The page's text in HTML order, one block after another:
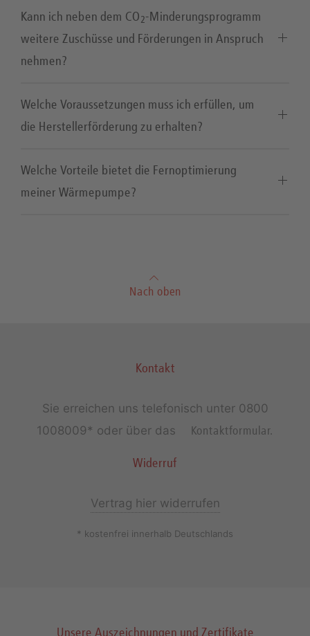
Kann ich neben dem CO2-Minderungsprogramm
weitere Zuschüsse und Förderungen in Anspruch
nehmen?
Welche Voraussetzungen muss ich erfüllen, um
die Herstellerförderung zu erhalten?
Welche Vorteile bietet die Fernoptimierung
meiner Wärmepumpe?
Nach oben
Kontakt
Sie erreichen uns telefonisch unter 0800
1008009* oder über das Kontaktformular.
Widerruf
Vertrag hier widerrufen
* kostenfrei innerhalb Deutschlands
Unsere Auszeichnungen und Zertifikate